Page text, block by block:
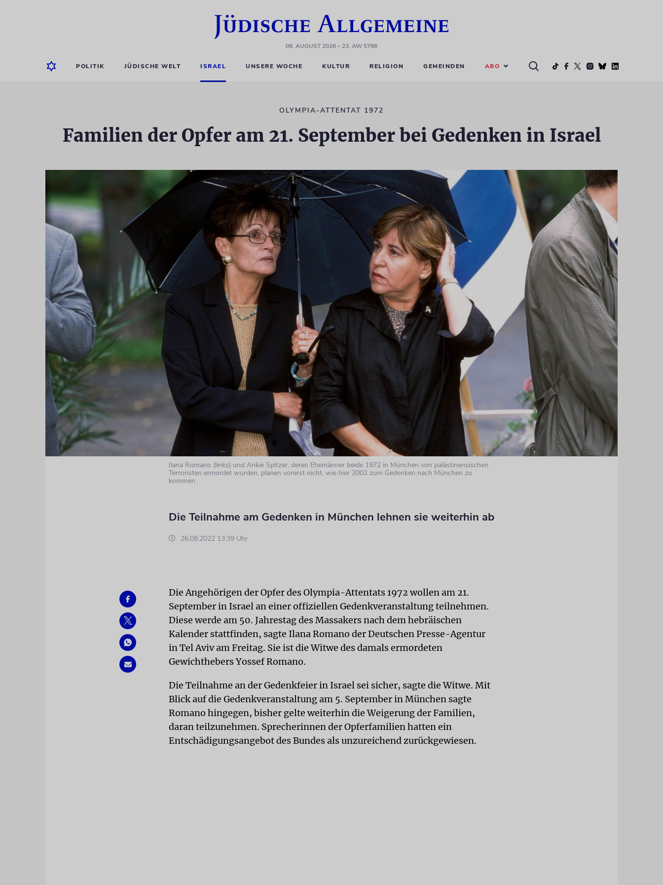
06. AUGUST 2026– 23. AW 5786
POLITIK JÜDISCHE WELT ISRAEL UNSERE WOCHE KULTUR RELIGION GEMEINDEN ABO
OLYMPIA-ATTENTAT 1972
Familien der Opfer am 21. September bei Gedenken in Israel
Ilana Romano (links) und Ankie Spitzer, deren Ehemänner beide 1972 in München von palästinensischen
Terroristen ermordet wurden, planen vorerst nicht, wie hier 2002 zum Gedenken nach München zu
kommen.
Die Teilnahme am Gedenken in München lehnen sie weiterhin ab
26.08.2022 13:39 Uhr
Die Angehörigen der Opfer des Olympia-Attentats 1972 wollen am 21.
September in Israel an einer offiziellen Gedenkveranstaltung teilnehmen.
Diese werde am 50. Jahrestag des Massakers nach dem hebräischen
Kalender stattfinden, sagte Ilana Romano der Deutschen Presse-Agentur
in Tel Aviv am Freitag. Sie ist die Witwe des damals ermordeten
Gewichthebers Yossef Romano.
Die Teilnahme an der Gedenkfeier in Israel sei sicher, sagte die Witwe. Mit
Blick auf die Gedenkveranstaltung am 5. September in München sagte
Romano hingegen, bisher gelte weiterhin die Weigerung der Familien,
daran teilzunehmen. Sprecherinnen der Opferfamilien hatten ein
Entschädigungsangebot des Bundes als unzureichend zurückgewiesen.